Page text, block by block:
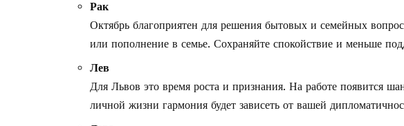
Рак
Октябрь благоприятен для решения бытовых и семейных
или пополнение в семье. Сохраняйте спокойствие и меньше
Лев
Для Львов это время роста и признания. На работе появится
личной жизни гармония будет зависеть от вашей